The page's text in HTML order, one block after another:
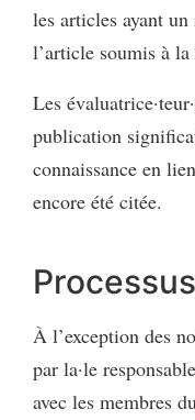
les articles ayant
l’article soumis à la
Les
publication
connaissance en
encore été citée.
À l’exception des
par la·le
avec les membres